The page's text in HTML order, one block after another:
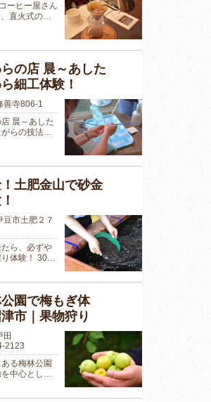
ーヒー屋さん
、直火式の…
の店 晨～あした
細工体験！
善寺806-1
晨～あした
がらの技法…
土肥金山で砂金
豆市土肥２７
ら、必ずや
り体験！ 30…
園で梅もぎ体
市｜果物狩り
田
2123
る梅林公園
を中心とし…